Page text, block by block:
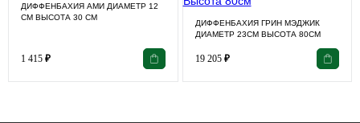
ДИФФЕНБАХИЯ АМИ ДИАМЕТР 12
СМ ВЫСОТА 30 СМ
1 415 ₽
ДИФФЕНБАХИЯ ГРИН МЭДЖИК
ДИАМЕТР 23СМ ВЫСОТА 80СМ
19 205 ₽